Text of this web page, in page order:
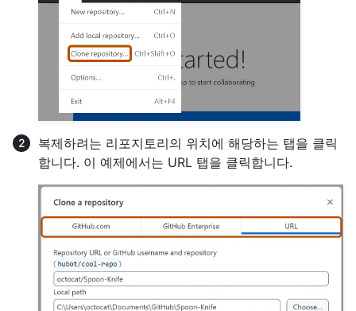
복제하려는 리포지토리의 위치에 해당하는 탭을 클릭
합니다. 이 예제에서는 URL 탭을 클릭합니다.